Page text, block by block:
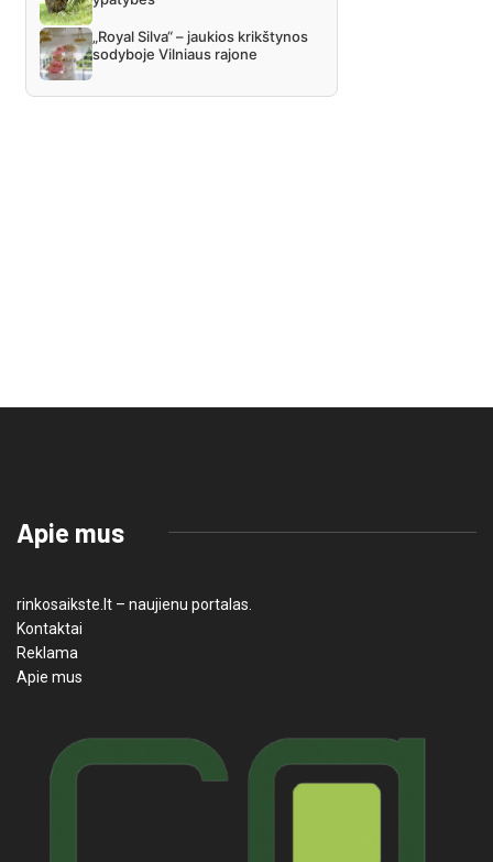
Apie mus
rinkosaikste.lt – naujienu portalas.
Kontaktai
Reklama
Apie mus